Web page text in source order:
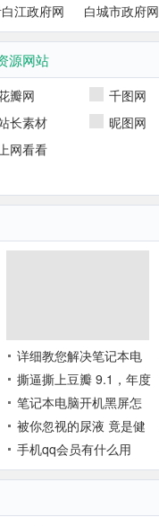
江政府网 白城市政府网
源网站
瓣网 千图网
长素材 昵图网
网看看
详细教您解决笔记本电
脑闪屏的方法（图文）
撕逼撕上豆瓣 9.1，年度
最佳限定剧是它了
笔记本电脑开机黑屏怎
么办
被你忽视的尿液 竟是健
康“信号灯”！
手机qq会员有什么用